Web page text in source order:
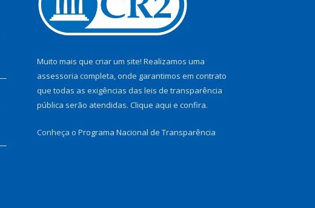
Muito mais que criar um site! Realizamos uma
assessoria completa, onde garantimos em contrato
que todas as exigências das leis de transparência
pública serão atendidas. Clique aqui e confira.
Conheça o Programa Nacional de Transparência